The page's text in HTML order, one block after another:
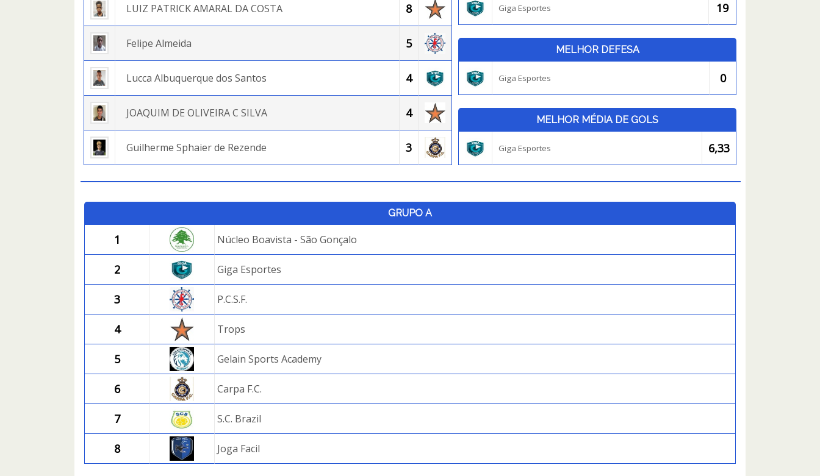
LUIZ PATRICK AMARAL DA COSTA 8
Felipe Almeida 5
Lucca Albuquerque dos Santos 4
JOAQUIM DE OLIVEIRA C SILVA 4
Guilherme Sphaier de Rezende 3
Giga Esportes 19
MELHOR DEFESA
Giga Esportes 0
MELHOR MÉDIA DE GOLS
Giga Esportes 6,33
GRUPO A
1 Núcleo Boavista - São Gonçalo
2 Giga Esportes
3 P.C.S.F.
4 Trops
5 Gelain Sports Academy
6 Carpa F.C.
7 S.C. Brazil
8 Joga Facil